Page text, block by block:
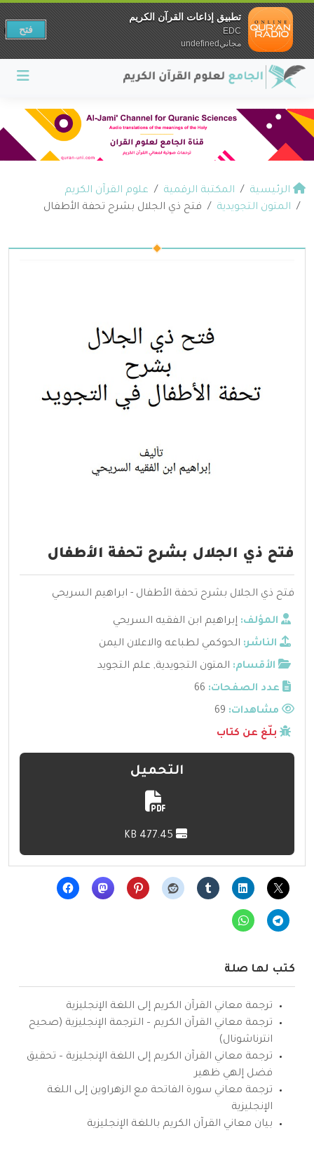
الرئيسية المكتبة الرقمية
علوم القرآن الكريم
المتون التجويدية
فتح ذي الجلال بشرح تحفة الأطفال
فتح ذي الجلال بشرح تحفة الأطفال
فتح ذي الجلال بشرح تحفة الأطفال - ابراهيم السريحي
المؤلف: إبراهيم ابن الفقيه السريحي
الناشر: الحوكمي لطباعه والاعلان اليمن
الأقسام: المتون التجويدية, علم التجويد
عدد الصفحات: 66
مشاهدات:
بلّغ عن كتاب
التحميل
كتب لها صلة
ترجمة معاني القرآن الكريم إلى اللغة الإنجليزية
ترجمة معاني القرآن الكريم – الترجمة الإنجليزية (صحيح
انترناشونال)
ترجمة معاني القرآن الكريم إلى اللغة الإنجليزية – تحقيق
فضل إلهي ظهير
ترجمة معاني سورة الفاتحة مع الزهراوين إلى اللغة
الإنجليزية
بيان معاني القرآن الكريم باللغة الإنجليزية
تطبيق إذاعات القرآن الكريم
EDC
مجانيundefined
فتح